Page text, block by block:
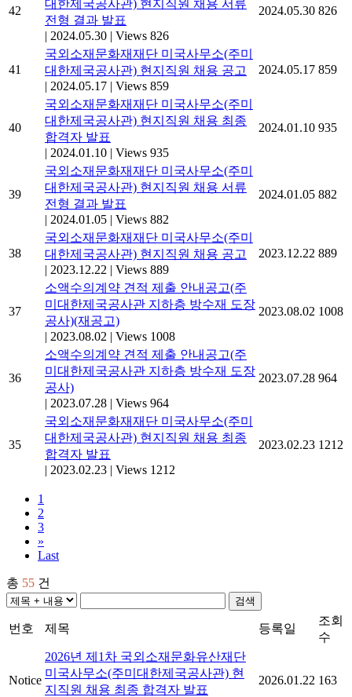
42
대한제국공사관) 현지직원 채용 서류
전형 결과 발표
| 2024.05.30 | Views 826
2024.05.30 826
41
국외소재문화재재단 미국사무소(주미
대한제국공사관) 현지직원 채용 공고
| 2024.05.17 | Views 859
2024.05.17 859
40
국외소재문화재재단 미국사무소(주미
대한제국공사관) 현지직원 채용 최종
합격자 발표
| 2024.01.10 | Views 935
2024.01.10 935
39
국외소재문화재재단 미국사무소(주미
대한제국공사관) 현지직원 채용 서류
전형 결과 발표
| 2024.01.05 | Views 882
2024.01.05 882
38
국외소재문화재재단 미국사무소(주미
대한제국공사관) 현지직원 채용 공고
| 2023.12.22 | Views 889
2023.12.22 889
37
소액수의계약 견적 제출 안내공고(주
미대한제국공사관 지하층 방수재 도장
공사)(재공고)
| 2023.08.02 | Views 1008
2023.08.02 1008
36
소액수의계약 견적 제출 안내공고(주
미대한제국공사관 지하층 방수재 도장
공사)
| 2023.07.28 | Views 964
2023.07.28 964
35
국외소재문화재재단 미국사무소(주미
대한제국공사관) 현지직원 채용 최종
합격자 발표
| 2023.02.23 | Views 1212
2023.02.23 1212
1
2
3
»
Last
총 55 건
검색
번호 제목 등록일
조회
수
Notice
2026년 제1차 국외소재문화유산재단
미국사무소(주미대한제국공사관) 현
지직원 채용 최종 합격자 발표
2026.01.22 163